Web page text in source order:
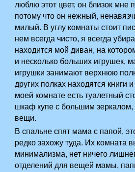
люблю этот цвет, он близок мне
потому что он нежный,
милый. В углу комнаты стоит
нем всегда чисто, я всегда
находится мой диван, на
и несколько больших игрушек,
игрушки занимают верхнюю
других полках находятся книги
моей комнате есть туалетный
шкаф купе с большим зеркалом,
вещи.
В спальне спят мама с папой,
редко захожу туда. Их комната
минимализма, нет ничего
отделений для вещей мамы,